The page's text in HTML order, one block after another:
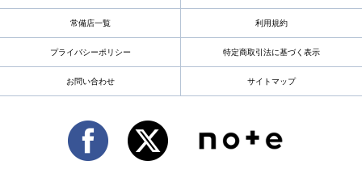
常備店一覧 利用規約
プライバシーポリシー 特定商取引法に基づく表示
お問い合わせ サイトマップ